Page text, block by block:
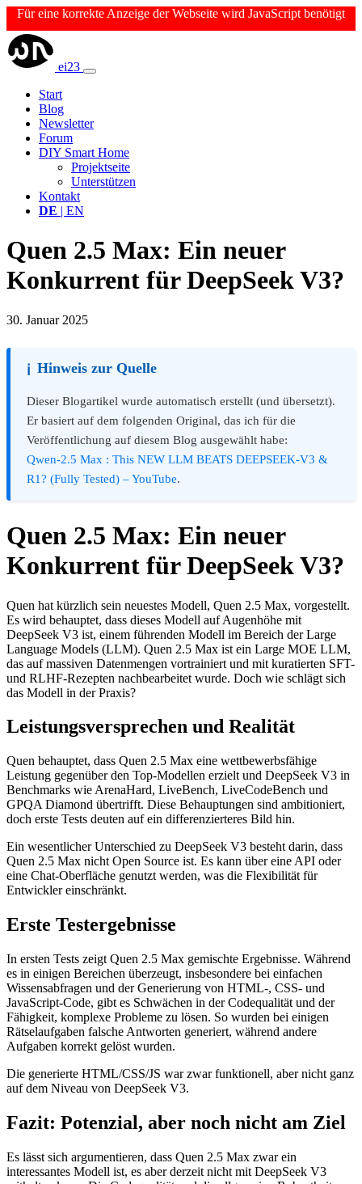
Für eine korrekte Anzeige der Webseite wird JavaScript benötigt
ei23
Start
Blog
Newsletter
Forum
DIY Smart Home
Projektseite
Unterstützen
Kontakt
DE | EN
Quen 2.5 Max: Ein neuer
Konkurrent für DeepSeek V3?
30. Januar 2025
ℹ️ Hinweis zur Quelle
Dieser Blogartikel wurde automatisch erstellt (und übersetzt).
Er basiert auf dem folgenden Original, das ich für die
Veröffentlichung auf diesem Blog ausgewählt habe:
Qwen-2.5 Max : This NEW LLM BEATS DEEPSEEK-V3 &
R1? (Fully Tested) – YouTube.
Quen 2.5 Max: Ein neuer
Konkurrent für DeepSeek V3?
Quen hat kürzlich sein neuestes Modell, Quen 2.5 Max, vorgestellt.
Es wird behauptet, dass dieses Modell auf Augenhöhe mit
DeepSeek V3 ist, einem führenden Modell im Bereich der Large
Language Models (LLM). Quen 2.5 Max ist ein Large MOE LLM,
das auf massiven Datenmengen vortrainiert und mit kuratierten SFT-
und RLHF-Rezepten nachbearbeitet wurde. Doch wie schlägt sich
das Modell in der Praxis?
Leistungsversprechen und Realität
Quen behauptet, dass Quen 2.5 Max eine wettbewerbsfähige
Leistung gegenüber den Top-Modellen erzielt und DeepSeek V3 in
Benchmarks wie ArenaHard, LiveBench, LiveCodeBench und
GPQA Diamond übertrifft. Diese Behauptungen sind ambitioniert,
doch erste Tests deuten auf ein differenzierteres Bild hin.
Ein wesentlicher Unterschied zu DeepSeek V3 besteht darin, dass
Quen 2.5 Max nicht Open Source ist. Es kann über eine API oder
eine Chat-Oberfläche genutzt werden, was die Flexibilität für
Entwickler einschränkt.
Erste Testergebnisse
In ersten Tests zeigt Quen 2.5 Max gemischte Ergebnisse. Während
es in einigen Bereichen überzeugt, insbesondere bei einfachen
Wissensabfragen und der Generierung von HTML-, CSS- und
JavaScript-Code, gibt es Schwächen in der Codequalität und der
Fähigkeit, komplexe Probleme zu lösen. So wurden bei einigen
Rätselaufgaben falsche Antworten generiert, während andere
Aufgaben korrekt gelöst wurden.
Die generierte HTML/CSS/JS war zwar funktionell, aber nicht ganz
auf dem Niveau von DeepSeek V3.
Fazit: Potenzial, aber noch nicht am Ziel
Es lässt sich argumentieren, dass Quen 2.5 Max zwar ein
interessantes Modell ist, es aber derzeit nicht mit DeepSeek V3